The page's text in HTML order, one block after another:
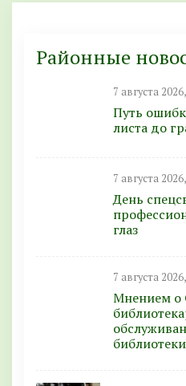
Районные
7 августа
Путь
листа до
7 августа
День
глаз
7 августа
Мнением о